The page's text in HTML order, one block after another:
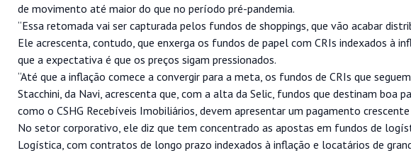
de movimento até maior do que no período pré-pandemia.
“Essa retomada vai ser capturada pelos fundos de shoppings, que vão acabar
Ele acrescenta, contudo, que enxerga os fundos de papel com CRIs indexados à
que a expectativa é que os preços sigam pressionados.
“Até que a inflação comece a convergir para a meta, os fundos de CRIs que
Stacchini, da Navi, acrescenta que, com a alta da Selic, fundos que destinam boa
como o CSHG Recebíveis Imobiliários, devem apresentar um pagamento
No setor corporativo, ele diz que tem concentrado as apostas em fundos de
Logística, com contratos de longo prazo indexados à inflação e locatários de